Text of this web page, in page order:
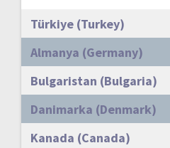
Türkiye (Turkey)
Almanya (Germany)
Bulgaristan (Bulgaria)
Danimarka (Denmark)
Kanada (Canada)